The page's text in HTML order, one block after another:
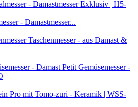
- Damastmesser...
Taschenmesser - aus Damast &
Petit Gemüsemesser -